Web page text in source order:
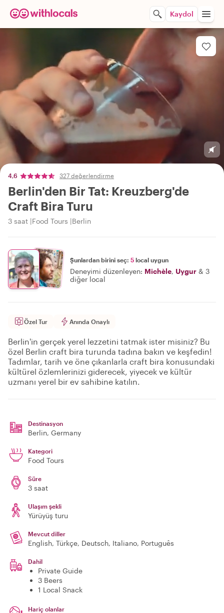
Kaydol
4,6 327 değerlendirme
Berlin'den Bir Tat: Kreuzberg'de
Craft Bira Turu
3 saat Food Tours Berlin
Şunlardan birini seç: 5 local uygun
Deneyimi düzenleyen: Michèle, Uygur & 3
diğer local
Özel Tur Anında Onaylı
Berlin'in gerçek yerel lezzetini tatmak ister misiniz? Bu
özel Berlin craft bira turunda tadına bakın ve keşfedin!
Tadımlar, tarih ve öne çıkanlarla craft bira konusundaki
kültürel özlemlerinizi giderecek, yiyecek ve kültür
uzmanı yerel bir ev sahibine katılın.
Destinasyon
Berlin, Germany
Kategori
Food Tours
Süre
3 saat
Ulaşım şekli
Yürüyüş turu
Mevcut diller
English, Türkçe, Deutsch, Italiano, Português
Dahil
Private Guide
3 Beers
1 Local Snack
Hariç olanlar